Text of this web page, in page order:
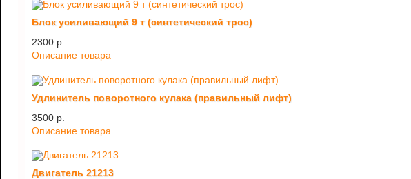
Блок усиливающий 9 т (синтетический трос)
2300 p.
Описание товара
Удлинитель поворотного кулака (правильный лифт)
3500 p.
Описание товара
Двигатель 21213